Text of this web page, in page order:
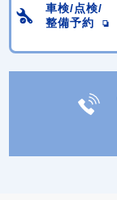
車検/点検/
整備予約